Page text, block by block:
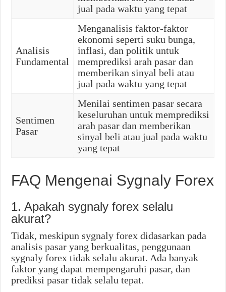
jual pada waktu yang tepat
Analisis
Fundamental
Menganalisis faktor-faktor
ekonomi seperti suku bunga,
inflasi, dan politik untuk
memprediksi arah pasar dan
memberikan sinyal beli atau
jual pada waktu yang tepat
Sentimen
Pasar
Menilai sentimen pasar secara
keseluruhan untuk memprediksi
arah pasar dan memberikan
sinyal beli atau jual pada waktu
yang tepat
FAQ Mengenai Sygnaly Forex
1. Apakah sygnaly forex selalu
akurat?
Tidak, meskipun sygnaly forex didasarkan pada
analisis pasar yang berkualitas, penggunaan
sygnaly forex tidak selalu akurat. Ada banyak
faktor yang dapat mempengaruhi pasar, dan
prediksi pasar tidak selalu tepat.